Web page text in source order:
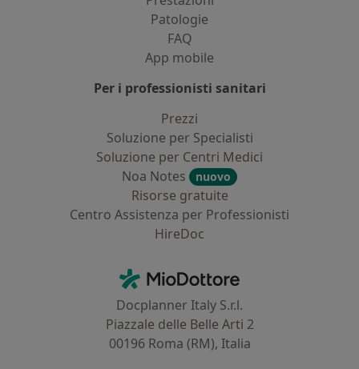
Patologie
FAQ
App mobile
Per i professionisti sanitari
Prezzi
Soluzione per Specialisti
Soluzione per Centri Medici
Noa Notes
nuovo
Risorse gratuite
Centro Assistenza per Professionisti
HireDoc
MioDottore - Homepage
Docplanner Italy S.r.l.
Piazzale delle Belle Arti 2
00196 Roma (RM), Italia